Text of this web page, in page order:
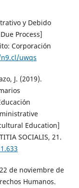
y Debido
Process]
Corporación
uwqs
J. (2019).
Education]
SOCIALIS, 21.
de noviembre de
Humanos.